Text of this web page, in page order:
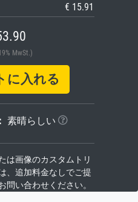
€ 15.91
MwSt.)
入れる
素晴らしい
は画像のカスタムトリ
、追加料金なしでご提
問い合わせください。